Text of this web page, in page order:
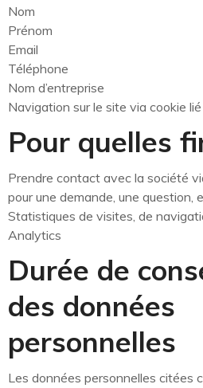
Nom
Prénom
Email
Téléphone
Nom d’entreprise
Navigation sur le site via cookie
Pour quelles
Prendre contact avec la société
pour une demande, une question,
Statistiques de visites, de
Analytics
Durée de
des données
personnelles
Les données personnelles citées